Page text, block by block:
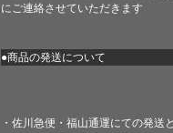
にご連絡させていただきます
●商品の発送について
・佐川急便・福山通運にての発送